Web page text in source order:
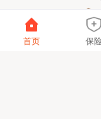
本网站
首页 保